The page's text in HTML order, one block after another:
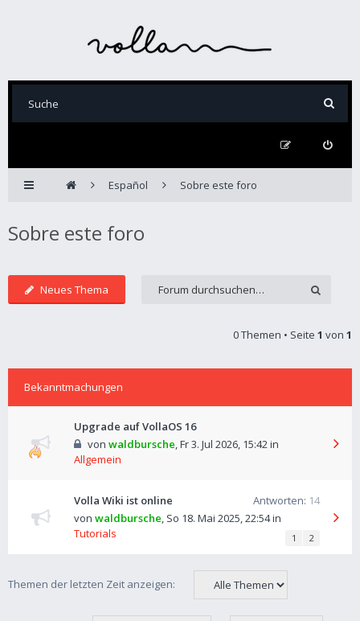
Español Sobre este foro
Sobre este foro
Neues Thema
0 Themen • Seite 1 von 1
Bekanntmachungen
Upgrade auf VollaOS 16
von waldbursche,Fr 3. Jul 2026, 15:42in
Allgemein
Volla Wiki ist online Antworten: 14
von waldbursche, So 18. Mai 2025, 22:54in
Tutorials
1 2
Themen der letzten Zeit anzeigen: